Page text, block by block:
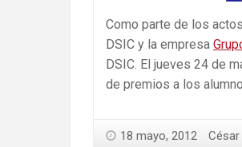
Como parte de los
DSIC y la empresa
DSIC. El jueves 24 de
de premios a los
18 mayo, 2012 César